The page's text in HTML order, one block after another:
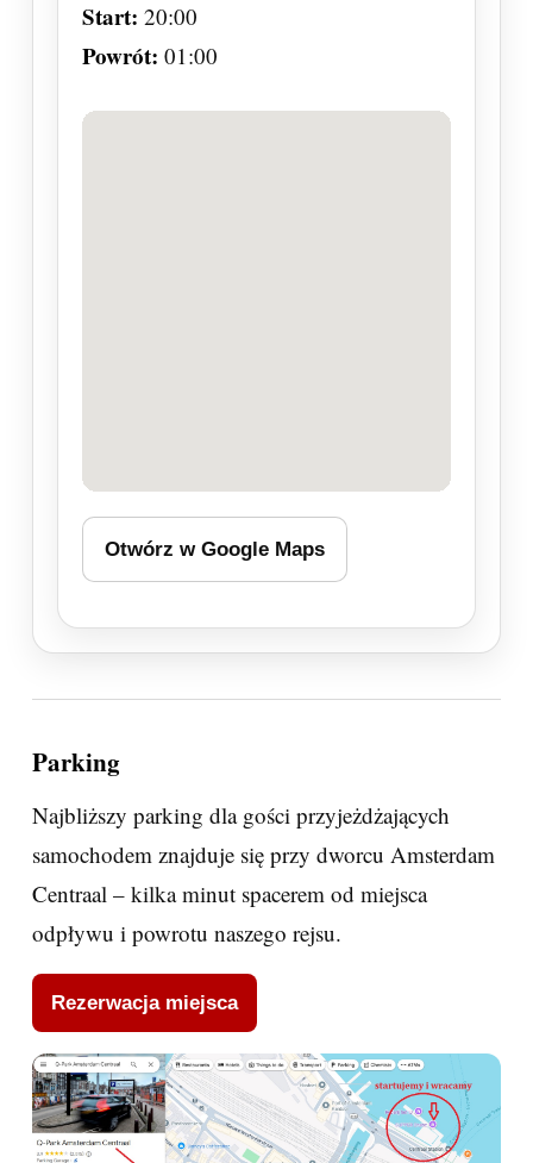
Start: 20:00
Powrót: 01:00
Otwórz w Google Maps
Parking
Najbliższy parking dla gości przyjeżdżających
samochodem znajduje się przy dworcu Amsterdam
Centraal – kilka minut spacerem od miejsca
odpływu i powrotu naszego rejsu.
Rezerwacja miejsca